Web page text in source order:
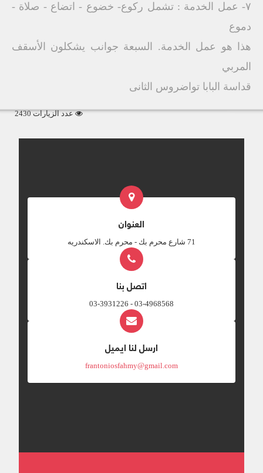
٧- عمل الخدمة : تشمل ركوع- خضوع - اتضاع - صلاة -
دموع
هذا هو عمل الخدمة. السبعة جوانب يشكلون الأسقف
المربي
قداسة البابا تواضروس الثانى
عدد الزيارات 2430
العنوان
‎71 شارع محرم بك - محرم بك. الاسكندريه
اتصل بنا
03-4968568 - 03-3931226
ارسل لنا ايميل
frantoniosfahmy@gmail.com